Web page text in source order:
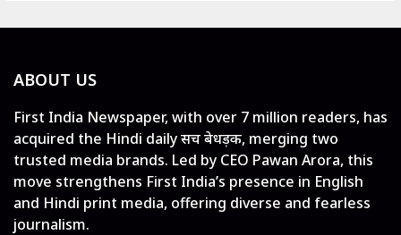
ABOUT US
First India Newspaper, with over 7 million readers, has
acquired the Hindi daily सच बेधड़क, merging two
trusted media brands. Led by CEO Pawan Arora, this
move strengthens First India’s presence in English
and Hindi print media, offering diverse and fearless
journalism.